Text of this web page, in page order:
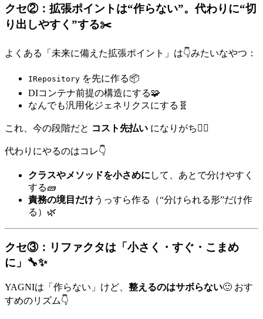
クセ②：拡張ポイントは“作らない”。代わりに“切
り出しやすく”する✂️
よくある「未来に備えた拡張ポイント」は👇みたいなやつ：
IRepository を先に作る📦
DIコンテナ前提の構造にする🧩
なんでも汎用化ジェネリクスにする🧬
これ、今の段階だと コスト先払い になりがち😵‍💫
代わりにやるのはコレ👇
クラスやメソッドを小さめに して、あとで分けやすく
する🧱
責務の境目だけうっすら作る（“分けられる形”だけ作
る）🌿
クセ③：リファクタは「小さく・すぐ・こまめ
に」🔧✨
YAGNIは「作らない」けど、 整えるのはサボらない🙂 おす
すめのリズム👇